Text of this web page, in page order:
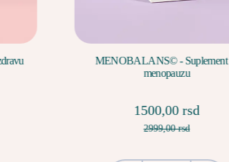
MENOBALANS© - Suplement za
menopauzu
1500,00 rsd
2999,00 rsd